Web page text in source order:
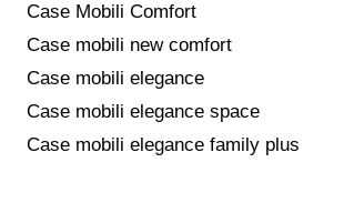
Case Mobili Comfort
Case mobili new comfort
Case mobili elegance
Case mobili elegance space
Case mobili elegance family plus